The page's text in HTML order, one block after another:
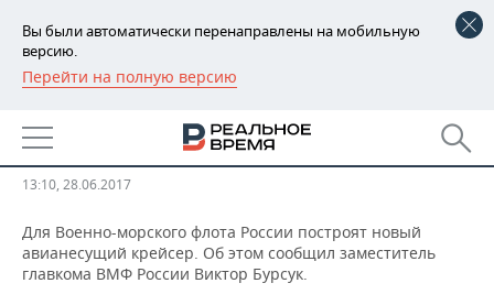
Вы были автоматически перенаправлены на мобильную
версию.
Перейти на полную версию
РЕГИОНЫ
БАШКОРТОСТАН
ТАТАРСТАН
УДМУРТИЯ
НОВОСТИ
АНАЛИТИКА
НОВОСТИ АНАЛИТИКИ
ДЕКЛАРАЦИИ О ДОХОДАХ
ЭКОНОМИКА
НОВОСТИ ЭКОНОМИКИ
ПРОМЫШЛЕННОСТЬ
авианесущий крейсер
13:10, 28.06.2017
Для Военно-морского флота России построят новый
авианесущий крейсер. Об этом сообщил заместитель
главкома ВМФ России Виктор Бурсук.